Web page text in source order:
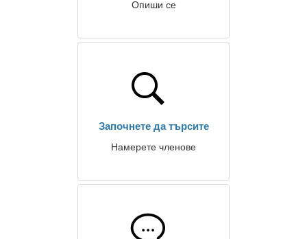
Опиши се
Започнете да търсите
Намерете членове